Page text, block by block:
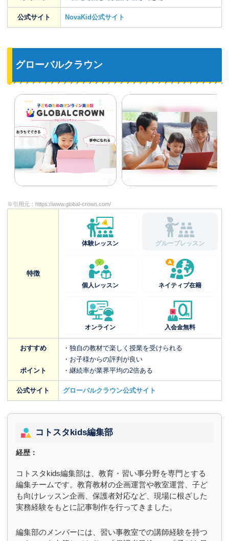
公式サイト NovaKid公式サイト
グローバルクラウン
※引用元： https://www.global-crown.com/
特徴
体験レッスン グループレッスン
個人レッスン ネイティブ在籍
オンライン 入会金無料
おすすめ
ポイント
・独自の教材で楽しく授業を受けられる
・お子様からの評判が良い
・継続率が業界平均の2倍ある
公式サイト グローバルクラウン公式サイト
コトスタkids編集部
経歴：
コトスタkids編集部は、教育・習い事分野を専門とする
編集チームです。教育教材の企画運営や教室運営、子ど
も向けレッスン企画、保護者対応など、現場に根ざした
実務経験をもとに記事制作を行ってきました。
編集部のメンバーには、習い事教室での講師経験を持つ